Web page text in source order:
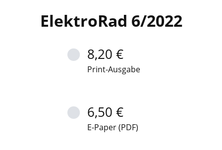
ElektroRad 6/2022
8,20 €
Print-Ausgabe
6,50 €
E-Paper (PDF)